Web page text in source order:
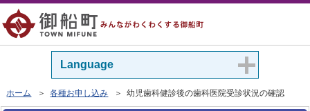
Language
ホーム ＞各種お申し込み ＞ 幼児歯科健診後の歯科医院受診状況の確認